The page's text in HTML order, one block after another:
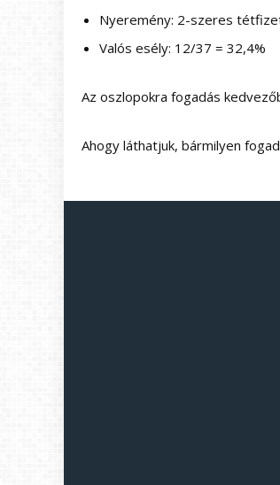
Nyeremény: 2-szeres
Valós esély: 12/37 = 32,4%
Az oszlopokra fogadás
Ahogy láthatjuk, bármilyen